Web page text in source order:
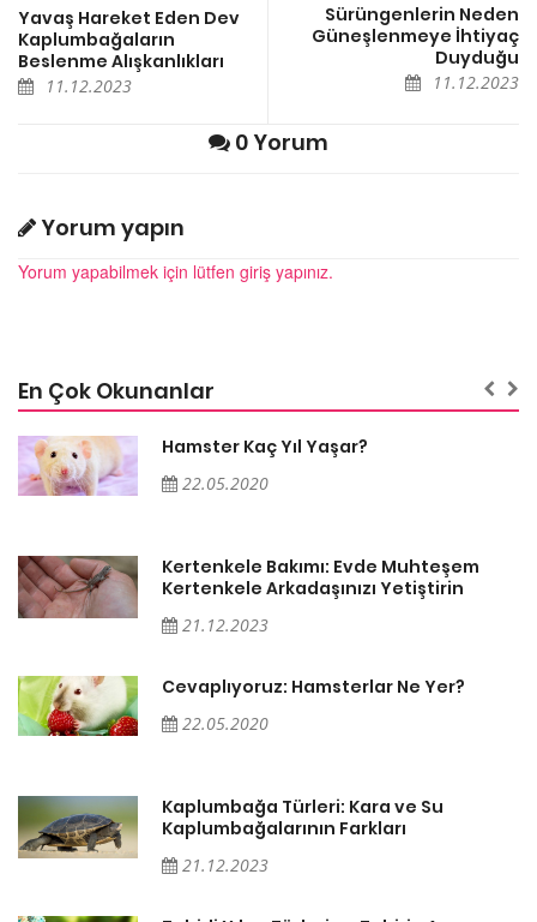
Yavaş Hareket Eden Dev
Kaplumbağaların
Beslenme Alışkanlıkları
11.12.2023
Sürüngenlerin Neden
Güneşlenmeye İhtiyaç
Duyduğu
11.12.2023
0 Yorum
Yorum yapın
Yorum yapabilmek için lütfen giriş yapınız.
En Çok Okunanlar
Hamster Kaç Yıl Yaşar?
22.05.2020
Kertenkele Bakımı: Evde Muhteşem
Kertenkele Arkadaşınızı Yetiştirin
21.12.2023
Cevaplıyoruz: Hamsterlar Ne Yer?
22.05.2020
Kaplumbağa Türleri: Kara ve Su
Kaplumbağalarının Farkları
21.12.2023